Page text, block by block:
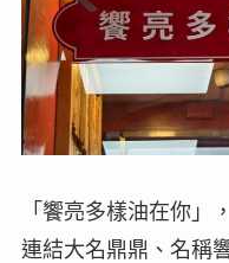
「饗亮多樣油在你」，
連結大名鼎鼎、名稱